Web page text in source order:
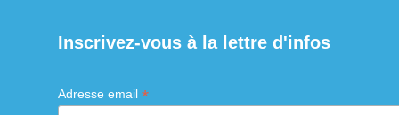
Inscrivez-vous à la lettre d'infos
Adresse email *